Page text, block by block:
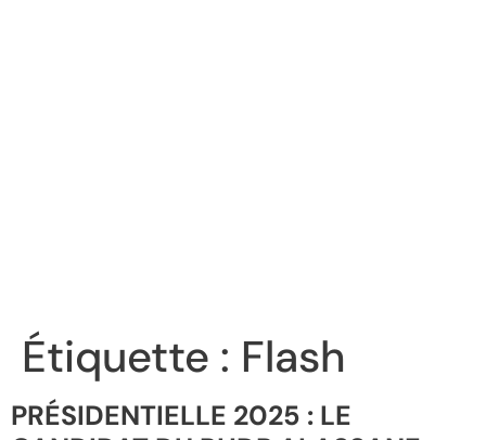
Étiquette : Flash
PRÉSIDENTIELLE 2025 : LE